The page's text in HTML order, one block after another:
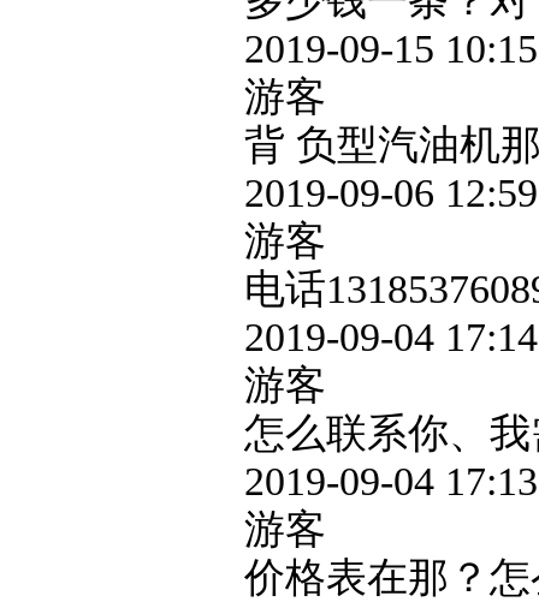
2019-09-15
游客
背 负型汽油机
2019-09-06
游客
电话
2019-09-04
游客
怎么联系你、
2019-09-04
游客
价格表在那？